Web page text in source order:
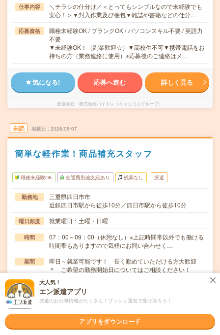
仕事内容
＼チラシの仕分け／＜とってもシンプルなので未経験でも
安心！＞▼封入作業及び梱包▼雑誌や書籍などの仕分…
応募資格
職種未経験OK / ブランクOK / パソコンスキル不要 / 英語力
不要
▼未経験OK！（副業歓迎☆）▼高校生不可▼携帯電話をお
持ちの方（業務連絡に使用）※応募後のご連絡はメ…
気になる! 応募へ進む 詳しく見る
派遣会社 株式会社バイトレ（キャムコムグループ）
未読 掲載日 2026/08/07
簡単な軽作業！商品補充スタッフ
職種未経験OK 交通費別途支給あり 残業なし 派遣
勤務地
三重県四日市市
近鉄四日市駅から徒歩10分／四日市駅から徒歩10分
曜日頻度 就業曜日：土曜・日曜
時間
07：00～09：00（休憩なし）※上記時間帯以外でも働ける
時間帯もありますので気軽にお問い合わせく…
期間
即日～就業可能です！ 長く勤めていただける方大歓迎
＊ ご希望の勤務開始日についてはご相談ください！
時給 時給1250円
交通費
≪≪一般食品の品出しスタッフ大募集≫≫品揃え抜群、地
大人気！
エン派遣アプリ
派遣のお仕事情報がたくさん！プッシュ通知で受け取ろう！
アプリをダウンロード